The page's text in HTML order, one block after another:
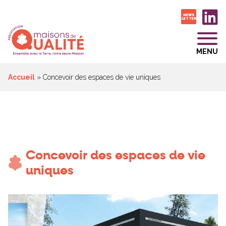
NEWS
LETTER
MENU
Accueil » Concevoir des espaces de vie uniques
Concevoir des espaces de vie
uniques